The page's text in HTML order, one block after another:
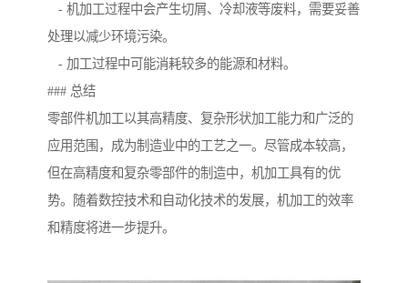
- 机加工过程中会产生切屑、冷却液等废料，需要妥善
处理以减少环境污染。
- 加工过程中可能消耗较多的能源和材料。
### 总结
零部件机加工以其高精度、复杂形状加工能力和广泛的
应用范围，成为制造业中的工艺之一。尽管成本较高，
但在高精度和复杂零部件的制造中，机加工具有的优
势。随着数控技术和自动化技术的发展，机加工的效率
和精度将进一步提升。